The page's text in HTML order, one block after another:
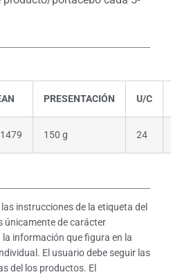
PRESENTACIÓN U/C
150 g 24
instrucciones de la etiqueta del
únicamente de carácter
información que figura en la
El usuario debe seguir las
del los productos. El